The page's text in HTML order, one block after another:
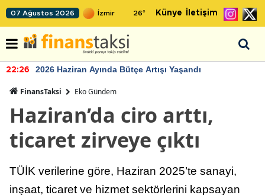
07 Ağustos 2026 26° Künye İletişim
22:26 2026 Haziran Ayında Bütçe Artışı Yaşandı
FinansTaksi Eko Gündem
Haziran’da ciro arttı,
ticaret zirveye çıktı
TÜİK verilerine göre, Haziran 2025’te sanayi,
inşaat, ticaret ve hizmet sektörlerini kapsayan